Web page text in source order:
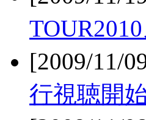
[2009/11/
行視聴開